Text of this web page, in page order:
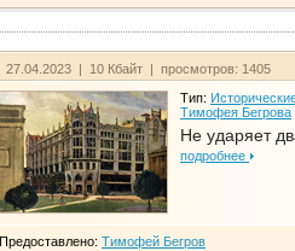
27.04.2023 | 10 Кбайт | просмотров: 1405
Тип:
Тимофея Бегрова
Не ударяет
подробнее
Предоставлено: Тимофей Бегров